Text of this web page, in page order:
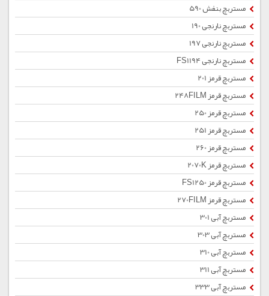
مستربچ بنفش 590
مستربچ نارنجی 190
مستربچ نارنجی 197
مستربچ نارنجی FS1194
مستربچ قرمز 201
مستربچ قرمز 248FILM
مستربچ قرمز 250
مستربچ قرمز 251
مستربچ قرمز 260
مستربچ قرمز 2070K
مستربچ قرمز FS1250
مستربچ قرمز 270FILM
مستربچ آبی 301
مستربچ آبی 303
مستربچ آبی 310
مستربچ آبی 311
مستربچ آبی 333